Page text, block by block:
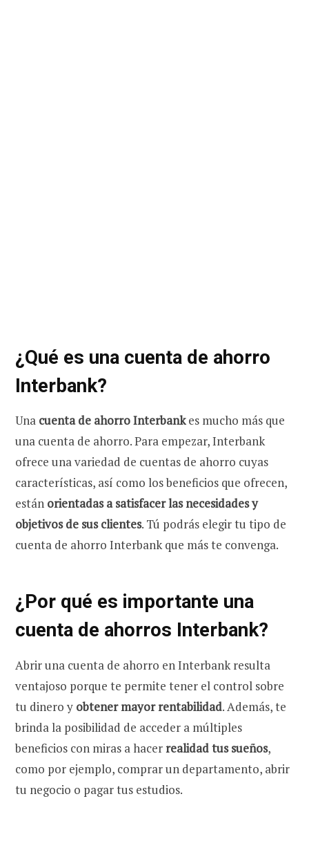
¿Qué es una cuenta de ahorro
Interbank?
Una cuenta de ahorro Interbankes mucho más que
una cuenta de ahorro. Para empezar, Interbank
ofrece una variedad de cuentas de ahorro cuyas
características, así como los beneficios que ofrecen,
están orientadas a satisfacer las necesidades y
objetivos de sus clientes. Tú podrás elegir tu tipo de
cuenta de ahorro Interbank que más te convenga.
¿Por qué es importante una
cuenta de ahorros Interbank?
Abrir una cuenta de ahorro en Interbank resulta
ventajoso porque te permite tener el control sobre
tu dinero y obtener mayor rentabilidad. Además, te
brinda la posibilidad de acceder a múltiples
beneficios con miras a hacer realidad tus sueños,
como por ejemplo, comprar un departamento, abrir
tu negocio o pagar tus estudios.